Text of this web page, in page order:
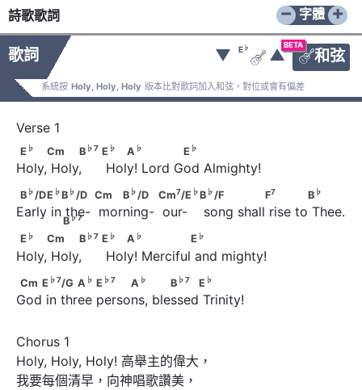
詩歌歌詞 − +
字體
歌詞
BETA
和弦
▼ E ♭
 ▲
系統按 Holy, Holy, Holy 版本比對歌詞加入和弦，對位或會有偏差
E♭ Cm          B ♭ 7 E
E ♭ Cm B ♭7 E ♭ A ♭ E ♭
Holy, Holy,      Holy! Lord God Almighty!
B♭ /D     E ♭ B♭ /D                Cm         B /D
B ♭ /DE ♭B ♭ /D Cm B ♭ /D Cm7/E ♭B ♭ /F F7 B ♭
B♭7
Early in the-  morning-  our-    song shall rise to Thee.
E♭ Cm          B ♭ 7 E
E ♭ Cm B ♭7 E ♭ A ♭ E ♭
Holy, Holy,      Holy! Merciful and mighty!
Cm   E♭7 /G            A♭ E ♭ 7 A
Cm E ♭7/G A ♭ E ♭7 A ♭ B ♭7 E ♭
God in three persons, blessed Trinity!
Chorus 1
Holy, Holy, Holy! 高舉主的偉大，
我要每個清早，向神唱歌讚美，